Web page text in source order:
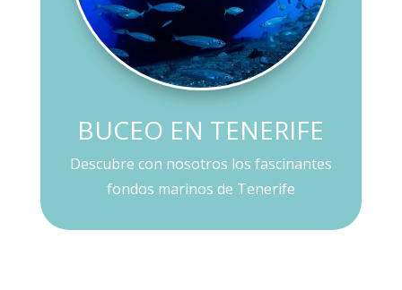
BUCEO EN TENERIFE
Descubre con nosotros los fascinantes
fondos marinos de Tenerife